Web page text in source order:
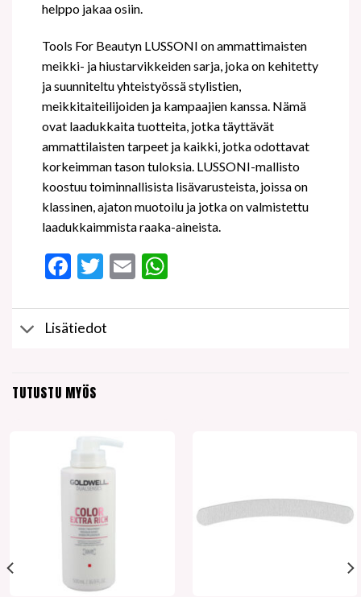
helppo jakaa osiin.
Tools For Beautyn LUSSONI on ammattimaisten
meikki- ja hiustarvikkeiden sarja, joka on kehitetty
ja suunniteltu yhteistyössä stylistien,
meikkitaiteilijoiden ja kampaajien kanssa. Nämä
ovat laadukkaita tuotteita, jotka täyttävät
ammattilaisten tarpeet ja kaikki, jotka odottavat
korkeimman tason tuloksia. LUSSONI-mallisto
koostuu toiminnallisista lisävarusteista, joissa on
klassinen, ajaton muotoilu ja jotka on valmistettu
laadukkaimmista raaka-aineista.
Facebook
Twitter
EmailWhatsApp
Lisätiedot
TUTUSTU MYÖS